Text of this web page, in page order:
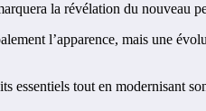
la révélation du nouveau
l’apparence, mais une
essentiels tout en modernisant